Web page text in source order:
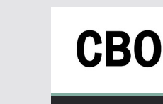
содержимому